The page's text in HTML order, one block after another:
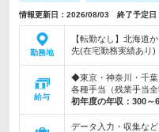
情報更新日：2026/08/03 終了予定日
勤務地
【転勤なし】北海道
先(在宅勤務実績あり
給与
◆東京・神奈川・千葉
各種手当（残業手当
初年度の年収： 300～
データ入力・収集な